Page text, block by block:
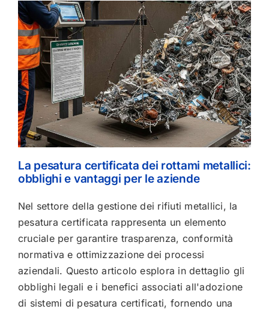
La pesatura certificata dei rottami metallici:
obblighi e vantaggi per le aziende
Nel settore della gestione dei rifiuti metallici, la
pesatura certificata rappresenta un elemento
cruciale per garantire trasparenza, conformità
normativa e ottimizzazione dei processi
aziendali. Questo articolo esplora in dettaglio gli
obblighi legali e i benefici associati all'adozione
di sistemi di pesatura certificati, fornendo una